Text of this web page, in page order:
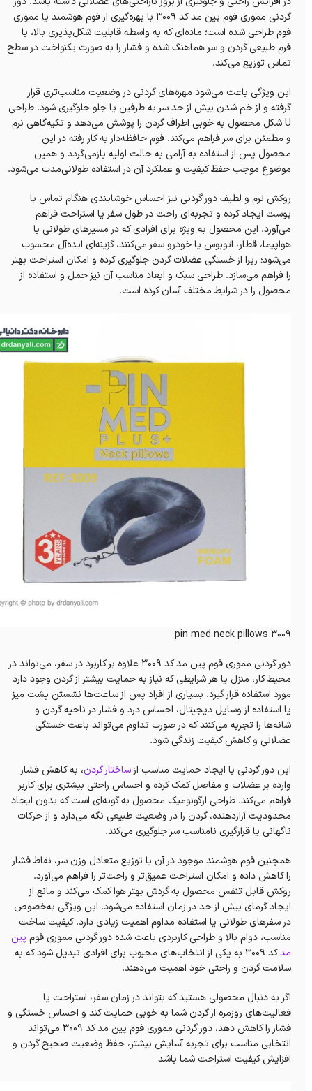
گردنی مموری فوم پین مد کد 3009 با بهره‌گیری از فوم هوشمند یا مموری
فوم طراحی شده است؛ ماده‌ای که به واسطه قابلیت شکل‌پذیری بالا، با
فرم طبیعی گردن و سر هماهنگ شده و فشار را به صورت یکنواخت در سطح
تماس توزیع می‌کند.
این ویژگی باعث می‌شود مهره‌های گردنی در وضعیت مناسب‌تری قرار
گرفته و از خم شدن بیش از حد سر به طرفین یا جلو جلوگیری شود. طراحی
U شکل محصول به خوبی اطراف گردن را پوشش می‌دهد و تکیه‌گاهی نرم
و مطمئن برای سر فراهم می‌کند. فوم حافظه‌دار به کار رفته در این
محصول پس از استفاده به آرامی به حالت اولیه بازمی‌گردد و همین
موضوع موجب حفظ کیفیت و عملکرد آن در استفاده طولانی‌مدت می‌شود.
روکش نرم و لطیف دور گردنی نیز احساس خوشایندی هنگام تماس با
پوست ایجاد کرده و تجربه‌ای راحت در طول سفر یا استراحت فراهم
می‌آورد. این محصول به ویژه برای افرادی که در مسیرهای طولانی با
هواپیما، قطار، اتوبوس یا خودرو سفر می‌کنند، گزینه‌ای ایده‌آل محسوب
می‌شود؛ زیرا از خستگی عضلات گردن جلوگیری کرده و امکان استراحت بهتر
را فراهم می‌سازد. طراحی سبک و ابعاد مناسب آن نیز حمل و استفاده از
محصول را در شرایط مختلف آسان کرده است.
pin med neck pillows 3009
دور گردنی مموری فوم پین مد کد 3009 علاوه بر کاربرد در سفر، می‌تواند در
محیط کار، منزل یا هر شرایطی که نیاز به حمایت بیشتر از گردن وجود دارد
مورد استفاده قرار گیرد. بسیاری از افراد پس از ساعت‌ها نشستن پشت میز
یا استفاده از وسایل دیجیتال، احساس درد و فشار در ناحیه گردن و
شانه‌ها را تجربه می‌کنند که در صورت تداوم می‌تواند باعث خستگی
عضلانی و کاهش کیفیت زندگی شود.
این دور گردنی با ایجاد حمایت مناسب ازساختار گردن، به کاهش فشار
وارده بر عضلات و مفاصل کمک کرده و احساس راحتی بیشتری برای کاربر
فراهم می‌کند. طراحی ارگونومیک محصول به گونه‌ای است که بدون ایجاد
محدودیت آزاردهنده، گردن را در وضعیت طبیعی نگه می‌دارد و از حرکات
ناگهانی یا قرارگیری نامناسب سر جلوگیری می‌کند.
همچنین فوم هوشمند موجود در آن با توزیع متعادل وزن سر، نقاط فشار
را کاهش داده و امکان استراحت عمیق‌تر و راحت‌تر را فراهم می‌آورد.
روکش قابل تنفس محصول به گردش بهتر هوا کمک می‌کند و مانع از
ایجاد گرمای بیش از حد در زمان استفاده می‌شود. این ویژگی به‌خصوص
در سفرهای طولانی یا استفاده مداوم اهمیت زیادی دارد. کیفیت ساخت
مناسب، دوام بالا و طراحی کاربردی باعث شده دور گردنی مموری فوم پین
مد
کد 3009 به یکی از انتخاب‌های محبوب برای افرادی تبدیل شود که به
سلامت گردن و راحتی خود اهمیت می‌دهند.
اگر به دنبال محصولی هستید که بتواند در زمان سفر، استراحت یا
فعالیت‌های روزمره از گردن شما به خوبی حمایت کند و احساس خستگی و
فشار را کاهش دهد، دور گردنی مموری فوم پین مد کد 3009 می‌تواند
انتخابی مناسب برای تجربه آسایش بیشتر، حفظ وضعیت صحیح گردن و
افزایش کیفیت استراحت شما باشد